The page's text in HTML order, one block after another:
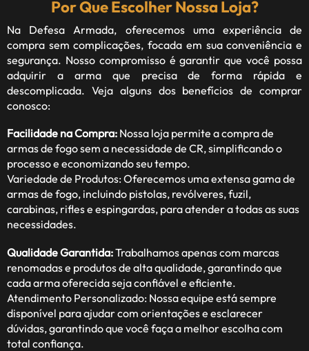
Por Que Escolher Nossa Loja?
Na Defesa Armada, oferecemos uma experiência de
compra sem complicações, focada em sua conveniência e
segurança. Nosso compromisso é garantir que você possa
adquirir a arma que precisa de forma rápida e
descomplicada. Veja alguns dos benefícios de comprar
conosco:
Facilidade na Compra: Nossa loja permite a compra de
armas de fogo sem a necessidade de CR, simplificando o
processo e economizando seu tempo.
Variedade de Produtos: Oferecemos uma extensa gama de
armas de fogo, incluindo pistolas, revólveres, fuzil,
carabinas, rifles e espingardas, para atender a todas as suas
necessidades.
Qualidade Garantida:Trabalhamos apenas com marcas
renomadas e produtos de alta qualidade, garantindo que
cada arma oferecida seja confiável e eficiente.
Atendimento Personalizado: Nossa equipe está sempre
disponível para ajudar com orientações e esclarecer
dúvidas, garantindo que você faça a melhor escolha com
total confiança.